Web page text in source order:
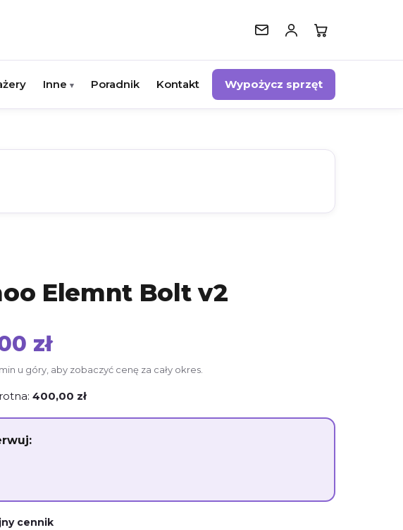
Inne ▾ Poradnik Kontakt Wypożycz sprzęt
Elemnt Bolt v2
zł
u góry, aby zobaczyć cenę za cały okres.
400,00 zł
cennik